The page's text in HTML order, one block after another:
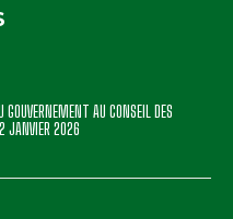
GOUVERNEMENT AU CONSEIL DES
JANVIER 2026